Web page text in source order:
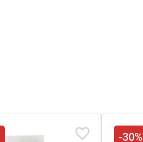
-30%